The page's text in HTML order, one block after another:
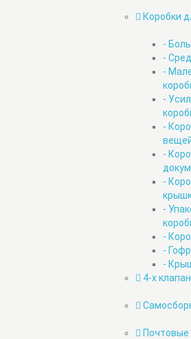
Коробки
-
-
-
-
-
-
-
-
-
-
-
4-х
Почтовые